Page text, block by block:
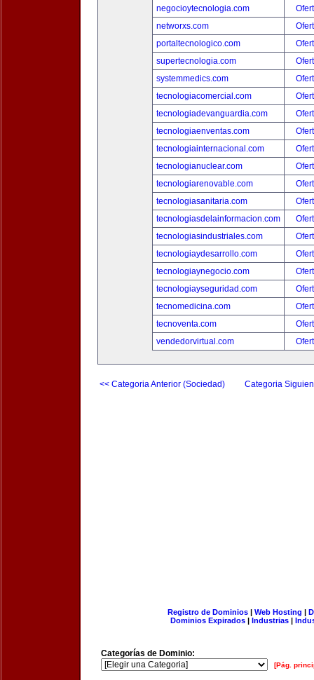
negocioytecnologia.com
networxs.com
portaltecnologico.com
supertecnologia.com
systemmedics.com
tecnologiacomercial.com
tecnologiadevanguardia.com
tecnologiaenventas.com
tecnologiainternacional.com
tecnologianuclear.com
tecnologiarenovable.com
tecnologiasanitaria.com
tecnologiasdelainformacion.com
tecnologiasindustriales.com
tecnologiaydesarrollo.com
tecnologiaynegocio.com
tecnologiayseguridad.com
tecnomedicina.com
tecnoventa.com
vendedorvirtual.com
<< Categoria Anterior (Sociedad) Categoria
Registro de Dominios| Web Hosting |
Dominios Expirados | Industrias |
Categorías de Dominio:
[Pág.